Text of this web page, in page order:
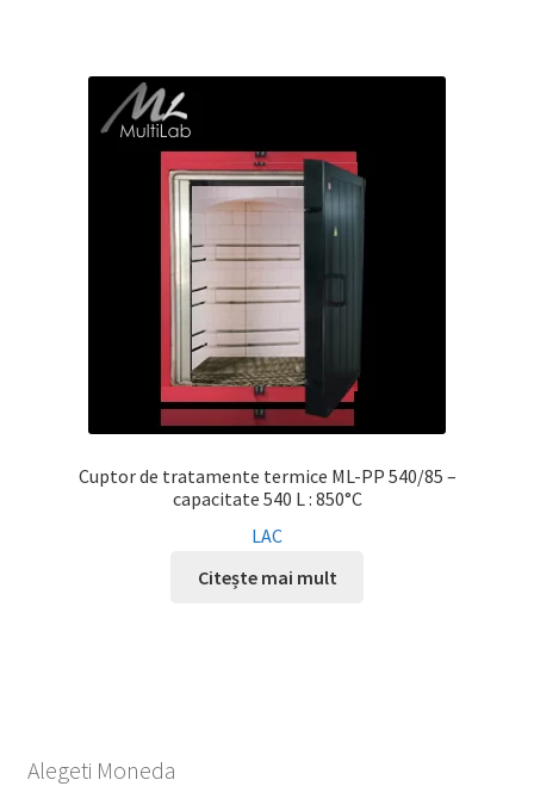
Cuptor de tratamente termice ML-PP 540/85 –
capacitate 540 L : 850°C
LAC
Citește mai mult
Alegeti Moneda